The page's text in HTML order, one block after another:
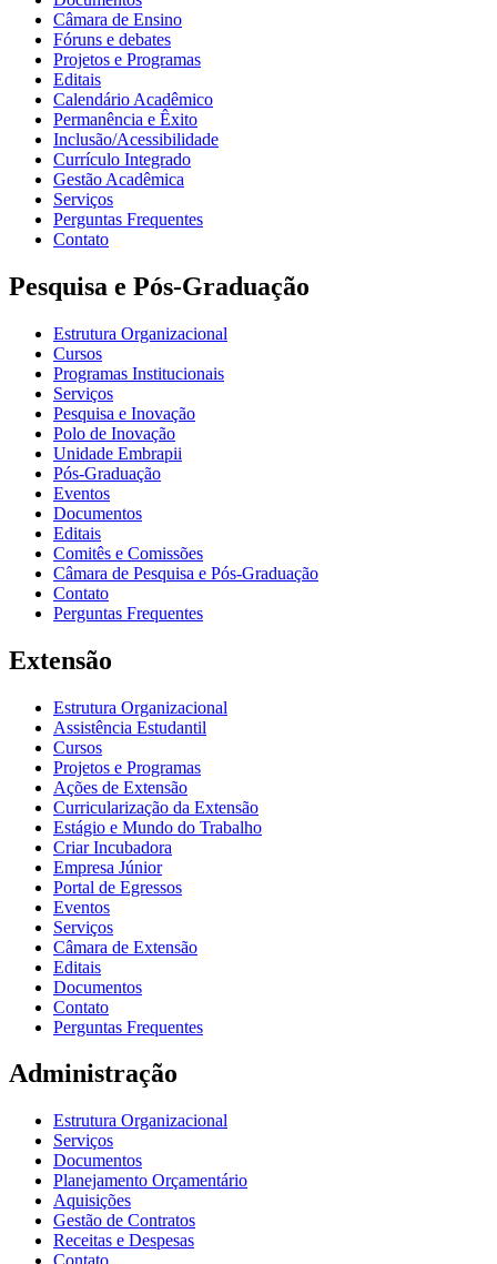
Câmara de Ensino
Fóruns e debates
Projetos e Programas
Editais
Calendário Acadêmico
Permanência e Êxito
Inclusão/Acessibilidade
Currículo Integrado
Gestão Acadêmica
Serviços
Perguntas Frequentes
Contato
Pesquisa e Pós-Graduação
Estrutura Organizacional
Cursos
Programas Institucionais
Serviços
Pesquisa e Inovação
Polo de Inovação
Unidade Embrapii
Pós-Graduação
Eventos
Documentos
Editais
Comitês e Comissões
Câmara de Pesquisa e Pós-Graduação
Contato
Perguntas Frequentes
Extensão
Estrutura Organizacional
Assistência Estudantil
Cursos
Projetos e Programas
Ações de Extensão
Curricularização da Extensão
Estágio e Mundo do Trabalho
Criar Incubadora
Empresa Júnior
Portal de Egressos
Eventos
Serviços
Câmara de Extensão
Editais
Documentos
Contato
Perguntas Frequentes
Administração
Estrutura Organizacional
Serviços
Documentos
Planejamento Orçamentário
Aquisições
Gestão de Contratos
Receitas e Despesas